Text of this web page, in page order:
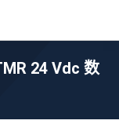
24 Vdc 数